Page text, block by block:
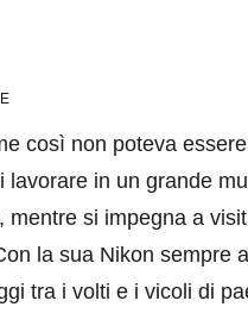
così non poteva
lavorare in un grande
mentre si impegna a
la sua Nikon sempre
tra i volti e i vicoli di